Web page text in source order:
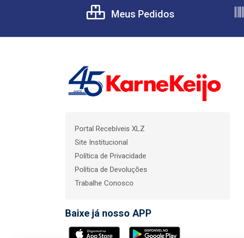
Meus Pedidos
Portal Recebíveis XLZ
Site Institucional
Política de Privacidade
Política de Devoluções
Trabalhe Conosco
Baixe já nosso APP